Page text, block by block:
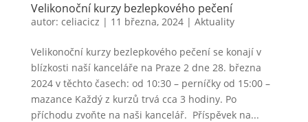
Velikonoční kurzy bezlepkového pečení
autor: celiacicz | 11 března, 2024| Aktuality
Velikonoční kurzy bezlepkového pečení se konají v
blízkosti naší kanceláře na Praze 2 dne 28. března
2024 v těchto časech: od 10:30 – perníčky od 15:00 –
mazance Každý z kurzů trvá cca 3 hodiny. Po
příchodu zvoňte na naši kancelář. Příspěvek na...